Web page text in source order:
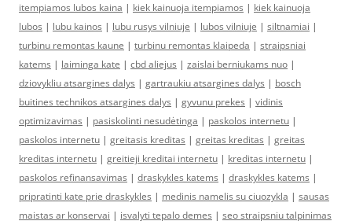
itempiamos lubos kaina | kiek kainuoja itempiamos | kiek kainuoja
lubos | lubu kainos | lubu rusys vilniuje | lubos vilniuje | siltnamiai |
turbinu remontas kaune | turbinu remontas klaipeda | straipsniai
katems | laiminga kate | cbd aliejus | zaislai berniukams nuo |
dziovykliu atsargines dalys | gartraukiu atsargines dalys | bosch
buitines technikos atsargines dalys | gyvunu prekes | vidinis
optimizavimas | pasiskolinti nesudėtinga | paskolos internetu |
paskolos internetu | greitasis kreditas | greitas kreditas | greitas
kreditas internetu | greitieji kreditai internetu | kreditas internetu |
paskolos refinansavimas | draskykles katems | draskykles katems |
pripratinti kate prie draskykles | medinis namelis su ciuozykla | sausas
maistas ar konservai | isvalyti tepalo demes | seo straipsniu talpinimas